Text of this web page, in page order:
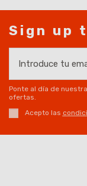
Sign up
Ponte al día de
ofertas.
Acepto las